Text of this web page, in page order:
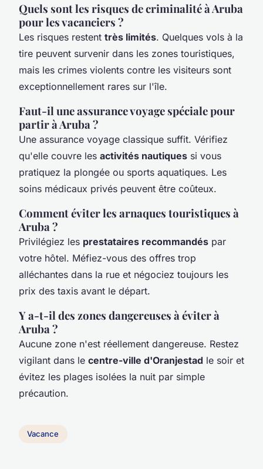
Quels sont les risques de criminalité à Aruba
pour les vacanciers ?
Les risques restent très limités. Quelques vols à la
tire peuvent survenir dans les zones touristiques,
mais les crimes violents contre les visiteurs sont
exceptionnellement rares sur l'île.
Faut-il une assurance voyage spéciale pour
partir à Aruba ?
Une assurance voyage classique suffit. Vérifiez
qu'elle couvre les activités nautiques si vous
pratiquez la plongée ou sports aquatiques. Les
soins médicaux privés peuvent être coûteux.
Comment éviter les arnaques touristiques à
Aruba ?
Privilégiez les prestataires recommandés par
votre hôtel. Méfiez-vous des offres trop
alléchantes dans la rue et négociez toujours les
prix des taxis avant le départ.
Y a-t-il des zones dangereuses à éviter à
Aruba ?
Aucune zone n'est réellement dangereuse. Restez
vigilant dans le centre-ville d'Oranjestad le soir et
évitez les plages isolées la nuit par simple
précaution.
Vacance